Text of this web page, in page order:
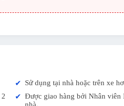
✔
Sử dụng tại nhà hoặc trên xe
✔ Được giao hàng bởi Nhân viên